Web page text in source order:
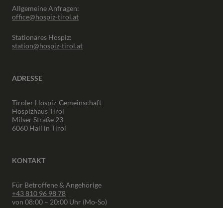
Allgemeine Anfragen:
office@hospiz-tirol.at
Stationäres Hospiz:
station@hospiz-tirol.at
ADRESSE
Tiroler Hospiz-Gemeinschaft
Hospizhaus Tirol
Milser Straße 23
6060 Hall in Tirol
KONTAKT
Für Betroffene & Angehörige
+43 810 96 98 78
von 08:00 – 20:00 Uhr (Mo-So)